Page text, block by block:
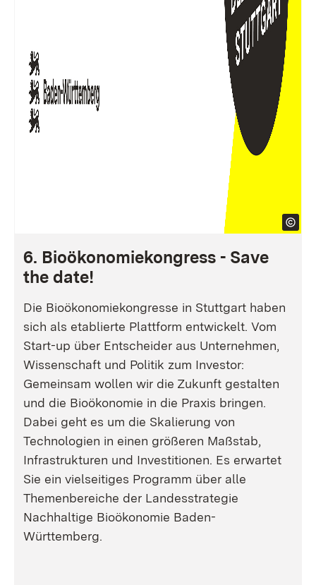
6. Bioökonomiekongress - Save
the date!
Die Bioökonomiekongresse in Stuttgart haben
sich als etablierte Plattform entwickelt. Vom
Start-up über Entscheider aus Unternehmen,
Wissenschaft und Politik zum Investor:
Gemeinsam wollen wir die Zukunft gestalten
und die Bioökonomie in die Praxis bringen.
Dabei geht es um die Skalierung von
Technologien in einen größeren Maßstab,
Infrastrukturen und Investitionen. Es erwartet
Sie ein vielseitiges Programm über alle
Themenbereiche der Landesstrategie
Nachhaltige Bioökonomie Baden-
Württemberg.